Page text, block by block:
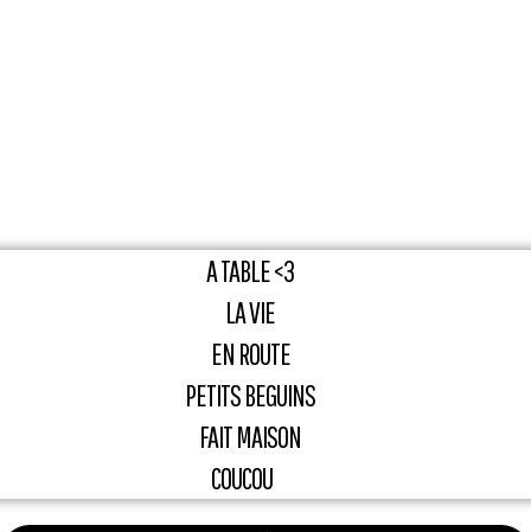
A TABLE <3
LA VIE
EN ROUTE
PETITS BEGUINS
FAIT MAISON
COUCOU